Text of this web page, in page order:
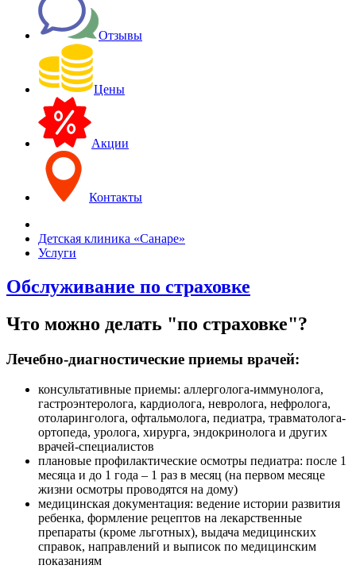
Отзывы
Цены
Акции
Контакты
Детская клиника «Санаре»
Услуги
Обслуживание по страховке
Что можно делать "по страховке"?
Лечебно-диагностические приемы врачей:
консультативные приемы: аллерголога-иммунолога,
гастроэнтеролога, кардиолога, невролога, нефролога,
отоларинголога, офтальмолога, педиатра, травматолога-
ортопеда, уролога, хирурга, эндокринолога и других
врачей-специалистов
плановые профилактические осмотры педиатра: после 1
месяца и до 1 года – 1 раз в месяц (на первом месяце
жизни осмотры проводятся на дому)
медицинская документация: ведение истории развития
ребенка, формление рецептов на лекарственные
препараты (кроме льготных), выдача медицинских
справок, направлений и выписок по медицинским
показаниям